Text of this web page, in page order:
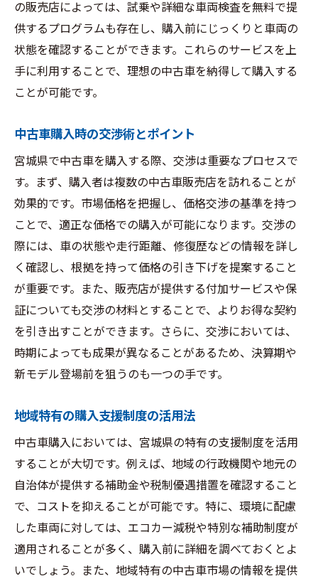
の販売店によっては、試乗や詳細な車両検査を無料で提
供するプログラムも存在し、購入前にじっくりと車両の
状態を確認することができます。これらのサービスを上
手に利用することで、理想の中古車を納得して購入する
ことが可能です。
中古車購入時の交渉術とポイント
宮城県で中古車を購入する際、交渉は重要なプロセスで
す。まず、購入者は複数の中古車販売店を訪れることが
効果的です。市場価格を把握し、価格交渉の基準を持つ
ことで、適正な価格での購入が可能になります。交渉の
際には、車の状態や走行距離、修復歴などの情報を詳し
く確認し、根拠を持って価格の引き下げを提案すること
が重要です。また、販売店が提供する付加サービスや保
証についても交渉の材料とすることで、よりお得な契約
を引き出すことができます。さらに、交渉においては、
時期によっても成果が異なることがあるため、決算期や
新モデル登場前を狙うのも一つの手です。
地域特有の購入支援制度の活用法
中古車購入においては、宮城県の特有の支援制度を活用
することが大切です。例えば、地域の行政機関や地元の
自治体が提供する補助金や税制優遇措置を確認すること
で、コストを抑えることが可能です。特に、環境に配慮
した車両に対しては、エコカー減税や特別な補助制度が
適用されることが多く、購入前に詳細を調べておくとよ
いでしょう。また、地域特有の中古車市場の情報を提供